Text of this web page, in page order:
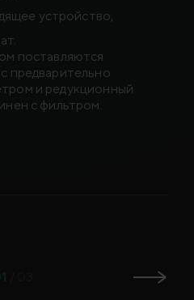
устройство,
поставляются
предварительно
и редукционный
с фильтром.